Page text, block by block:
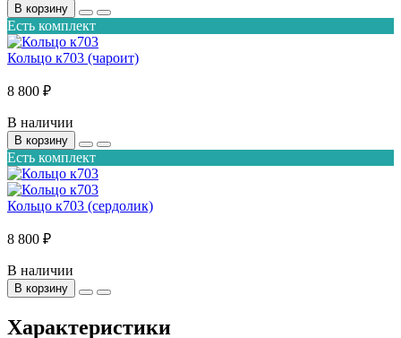
В корзину
Есть комплект
Кольцо к703 (чароит)
8 800 ₽
В наличии
В корзину
Есть комплект
Кольцо к703 (сердолик)
8 800 ₽
В наличии
В корзину
Характеристики